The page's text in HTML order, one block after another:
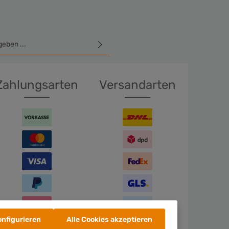
Sie die oben abgebildeten
Versandarten
Alle Cookies akzeptieren